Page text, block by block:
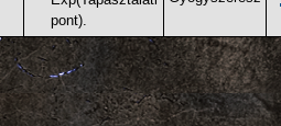
pont).